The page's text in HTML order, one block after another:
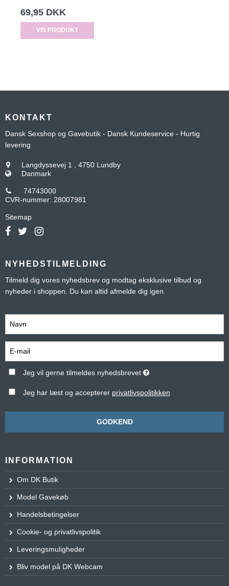
69,95 DKK
VIS PRODUKT
KONTAKT
Dansk Sexshop og Gavebutik - Dansk Kundeservice - Hurtig
levering
Langdyssevej 1
4750 Lundby
Danmark
74743000
CVR-nummer: 28007981
Sitemap
NYHEDSTILMELDING
Tilmeld dig vores nyhedsbrev og modtag eksklusive tilbud og
nyheder i shoppen. Du kan altid afmelde dig igen.
Jeg vil gerne tilmeldes nyhedsbrevet
Jeg har læst og accepterer privatlivspolitikken
GODKEND
INFORMATION
Om DK Butik
Model Gavekøb
Handelsbetingelser
Cookie- og privatlivspolitik
Leveringsmuligheder
Bliv model på DK Webcam